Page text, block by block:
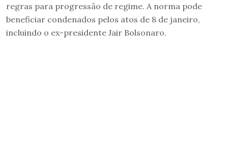
regras para progressão de regime. A norma pode
beneficiar condenados pelos atos de 8 de janeiro,
incluindo o ex-presidente Jair Bolsonaro.